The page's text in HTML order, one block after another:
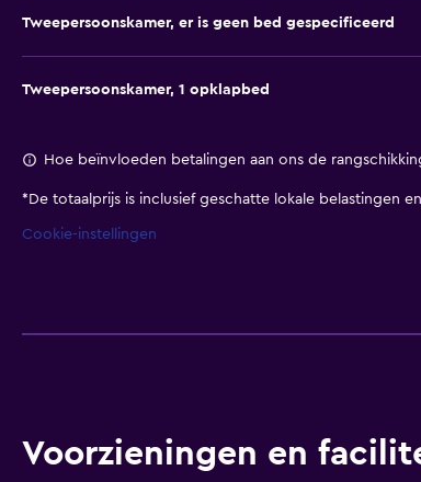
Tweepersoonskamer, er is geen bed gespecificeerd
Tweepersoonskamer, 1 opklapbed
Hoe beïnvloeden betalingen aan ons de
* De totaalprijs is inclusief geschatte lokale belastingen
Cookie-instellingen
Voorzieningen en